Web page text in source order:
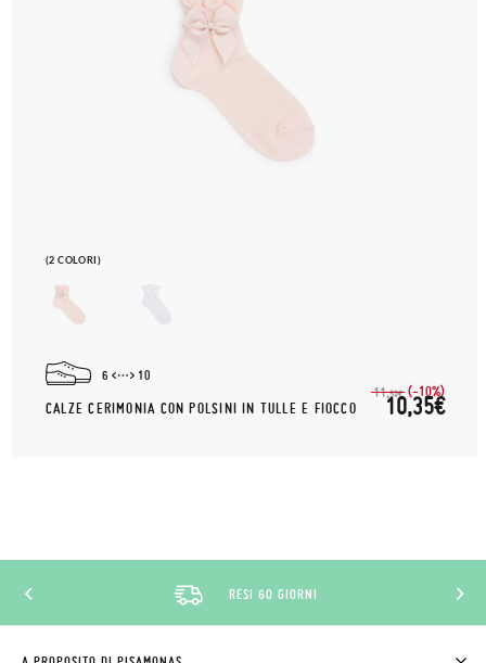
(2 COLORI)
6 10
CALZE CERIMONIA CON POLSINI IN TULLE E FIOCCO
11,50€ (-10%)
10,35€
RESI 60 GIORNI